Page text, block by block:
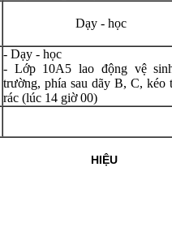
Dạy - học
- Dạy - học
- Lớp 10A5 lao động vệ
trường, phía sau dãy B, C, kéo
rác (lúc 14 giờ 00)
HIỆU